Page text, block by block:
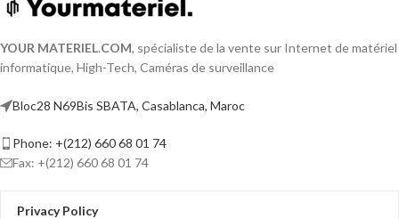
YOUR MATERIEL.COM, spécialiste de la vente sur Internet de matériel
informatique, High-Tech, Caméras de surveillance
Bloc28 N69Bis SBATA, Casablanca, Maroc
Phone: +(212) 660 68 01 74
Fax: +(212) 660 68 01 74
Privacy Policy